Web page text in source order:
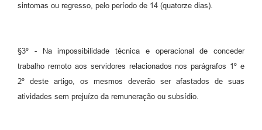
sintomas ou regresso, pelo período de 14 (quatorze dias).
§3º - Na impossibilidade técnica e operacional de conceder
trabalho remoto aos servidores relacionados nos parágrafos 1º e
2º deste artigo, os mesmos deverão ser afastados de suas
atividades sem prejuízo da remuneração ou subsídio.